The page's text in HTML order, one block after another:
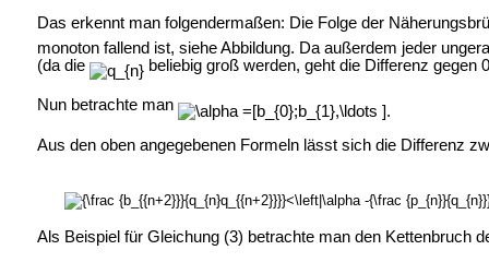
Das erkennt man folgendermaßen: Die Folge der
monoton fallend ist, siehe Abbildung. Da außerdem jeder
(da die
beliebig groß werden, geht die Differenz gegen
Nun betrachte man
Aus den oben angegebenen Formeln lässt sich die Differenz
Als Beispiel für Gleichung (3) betrachte man den Kettenbruch